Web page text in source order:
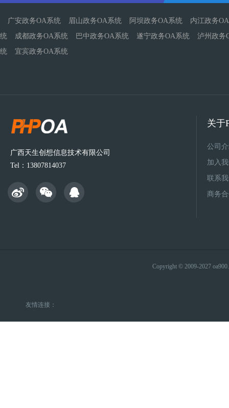
广安政务OA系统 眉山政务OA系统 阿坝政务OA系统
内江政务
统
成都政务OA系统 巴中政务OA系统 遂宁政务OA系统
泸州政务
统
宜宾政务OA系统
广西天生创想信息技术有限公司
Tel：13807814037
关于
公司
加入
联系
商务
Copyright © 2009-2027
友情连接：